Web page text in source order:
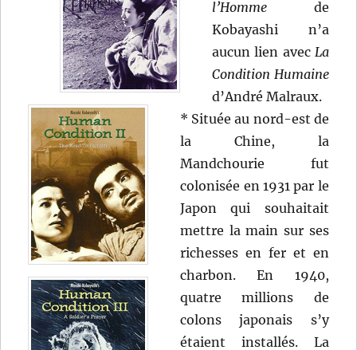
l’Homme de
Kobayashi n’a
aucun lien avec La
Condition Humaine
d’André Malraux.
* Située au nord-est de
la Chine, la
Mandchourie fut
colonisée en 1931 par le
Japon qui souhaitait
mettre la main sur ses
richesses en fer et en
charbon. En 1940,
quatre millions de
colons japonais s’y
étaient installés. La